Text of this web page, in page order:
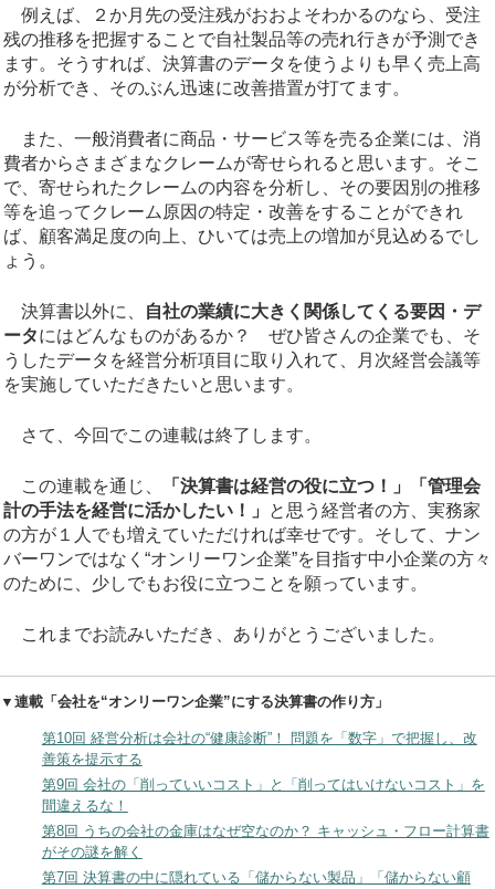
例えば、２か月先の受注残がおおよそわかるのなら、受注
残の推移を把握することで自社製品等の売れ行きが予測でき
ます。そうすれば、決算書のデータを使うよりも早く売上高
が分析でき、そのぶん迅速に改善措置が打てます。
また、一般消費者に商品・サービス等を売る企業には、消
費者からさまざまなクレームが寄せられると思います。そこ
で、寄せられたクレームの内容を分析し、その要因別の推移
等を追ってクレーム原因の特定・改善をすることができれ
ば、顧客満足度の向上、ひいては売上の増加が見込めるでし
ょう。
決算書以外に、
自社の業績に大きく関係してくる要因・デ
ータにはどんなものがあるか？ ぜひ皆さんの企業でも、そ
うしたデータを経営分析項目に取り入れて、月次経営会議等
を実施していただきたいと思います。
さて、今回でこの連載は終了します。
この連載を通じ、
「決算書は経営の役に立つ！」「管理会
計の手法を経営に活かしたい！」
と思う経営者の方、実務家
の方が１人でも増えていただければ幸せです。そして、ナン
バーワンではなく“オンリーワン企業”を目指す中小企業の方々
のために、少しでもお役に立つことを願っています。
これまでお読みいただき、ありがとうございました。
▼連載「会社を“オンリーワン企業”にする決算書の作り方」
第10回 経営分析は会社の“健康診断”！ 問題を「数字」で把握し、改
善策を提示する
第9回 会社の「削っていいコスト」と「削ってはいけないコスト」を
間違えるな！
第8回 うちの会社の金庫はなぜ空なのか？ キャッシュ・フロー計算書
がその謎を解く
第7回 決算書の中に隠れている「儲からない製品」「儲からない顧